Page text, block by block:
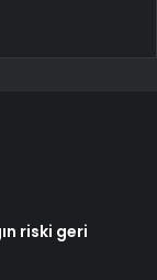
riski geri